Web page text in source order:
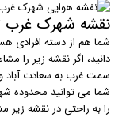
نقشه شهرک غرب
شما هم از دسته افرادی
دانید، اگر نقشه زیر را
سمت غرب به سعادت آباد
شما می توانید محدوده
را به راحتی در نقشه زیر